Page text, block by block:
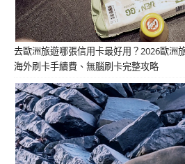
去歐洲旅遊哪張信用卡最好用？2026歐洲
海外刷卡手續費、無腦刷卡完整攻略